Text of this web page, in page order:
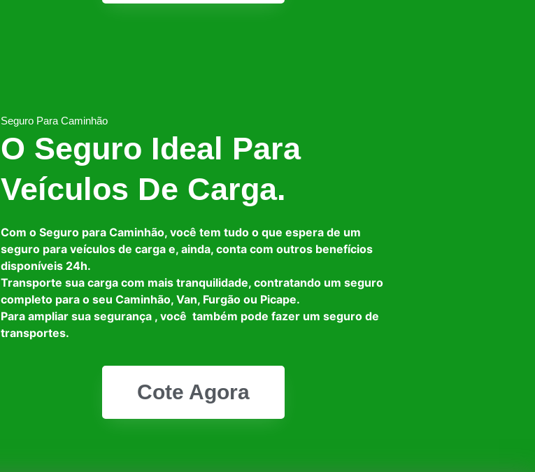
Seguro Para Caminhão
O Seguro Ideal Para
Veículos De Carga.
Com o Seguro para Caminhão, você tem tudo o que espera de um
seguro para veículos de carga e, ainda, conta com outros benefícios
disponíveis 24h.
Transporte sua carga com mais tranquilidade, contratando um seguro
completo para o seu Caminhão, Van, Furgão ou Picape.
Para ampliar sua segurança , você também pode fazer um seguro de
transportes.
Cote Agora